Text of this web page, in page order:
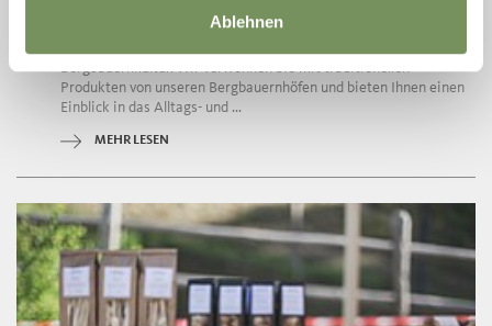
Ablehnen
ZUANOCHTEN IN ST. WALBURG
Bergbauernkultur. Wir verwöhnen Sie mit traditionellen
Produkten von unseren Bergbauernhöfen und bieten Ihnen einen
Einblick in das Alltags- und ...
MEHR LESEN